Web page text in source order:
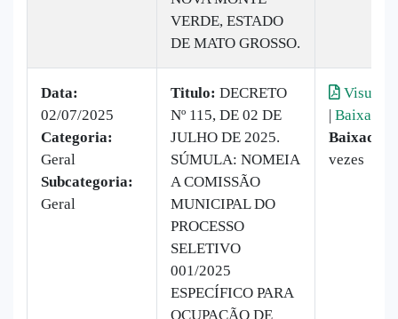
VERDE, ESTADO
DE MATO GROSSO.
Data:
02/07/2025
Categoria:
Geral
Subcategoria:
Geral
Titulo: DECRETO
Nº 115, DE 02 DE
JULHO DE 2025.
SÚMULA: NOMEIA
A COMISSÃO
MUNICIPAL DO
PROCESSO
SELETIVO
001/2025
ESPECÍFICO PARA
OCUPAÇÃO DE
| Baixar
Baixado:
vezes